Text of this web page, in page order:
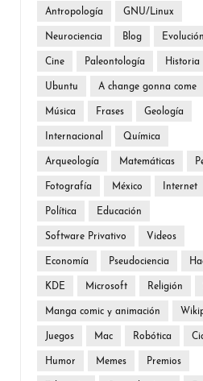
Antropología GNU/Linux
Neurociencia Blog Evolución
Cine Paleontología Historia
Ubuntu A change gonna come
Música Frases Geología
Internacional Química
Arqueología Matemáticas
Fotografía México Internet
Política Educación
Software Privativo Videos
Economía Pseudociencia
KDE Microsoft Religión
Manga comic y animación
Juegos Mac Robótica
Humor Memes Premios